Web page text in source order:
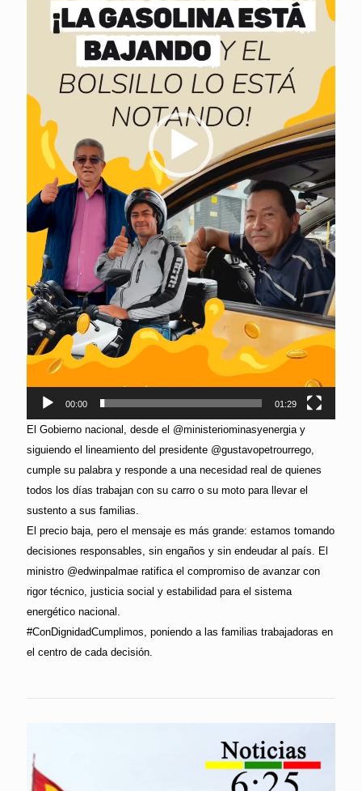
00:00 01:29
El Gobierno nacional, desde el @ministeriominasyenergia y
siguiendo el lineamiento del presidente @gustavopetrourrego,
cumple su palabra y responde a una necesidad real de quienes
todos los días trabajan con su carro o su moto para llevar el
sustento a sus familias.
El precio baja, pero el mensaje es más grande: estamos tomando
decisiones responsables, sin engaños y sin endeudar al país. El
ministro @edwinpalmae ratifica el compromiso de avanzar con
rigor técnico, justicia social y estabilidad para el sistema
energético nacional.
#ConDignidadCumplimos, poniendo a las familias trabajadoras en
el centro de cada decisión.